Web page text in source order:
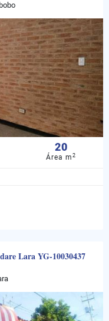
20
Área m2
Lara YG-10030437